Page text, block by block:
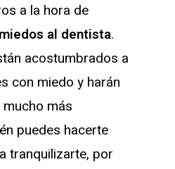
a la hora de
al dentista.
acostumbrados a
con miedo y harán
más
puedes hacerte
tranquilizarte, por